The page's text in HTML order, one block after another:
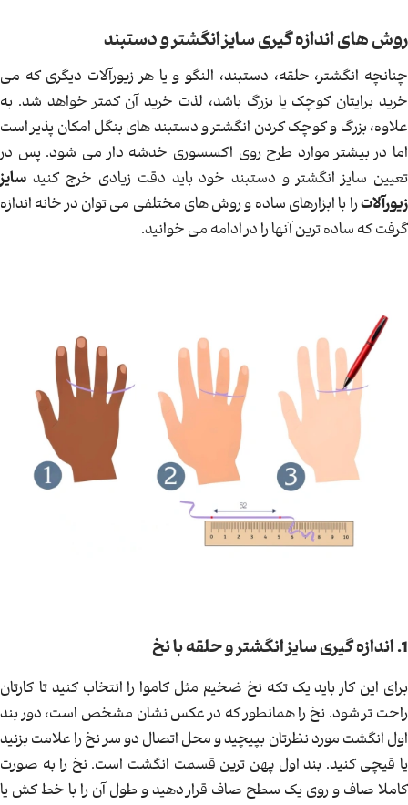
روش های اندازه گیری سایز انگشتر و دستبند
چنانچه انگشتر، حلقه، دستبند، النگو و یا هر زیورآلات دیگری که می
خرید برایتان کوچک یا بزرگ باشد، لذت خرید آن کمتر خواهد شد. به
علاوه، بزرگ و کوچک کردن انگشتر و دستبند های بنگل امکان پذیر است
اما در بیشتر موارد طرح روی اکسسوری خدشه دار می شود. پس در
تعیین سایز انگشتر و دستبند خود باید دقت زیادی خرج کنید سایز
زیورآلاترا با ابزارهای ساده و روش های مختلفی می توان در خانه اندازه
گرفت که ساده ترین آنها را در ادامه می خوانید.
1. اندازه گیری سایز انگشتر و حلقه با نخ
برای این کار باید یک تکه نخ ضخیم مثل کاموا را انتخاب کنید تا کارتان
راحت تر شود. نخ را همانطور که در عکس نشان مشخص است، دور بند
اول انگشت مورد نظرتان بپیچید و محل اتصال دو سر نخ را علامت بزنید
یا قیچی کنید. بند اول پهن ترین قسمت انگشت است. نخ را به صورت
کاملا صاف و روی یک سطح صاف قرار دهید و طول آن را با خط کش یا